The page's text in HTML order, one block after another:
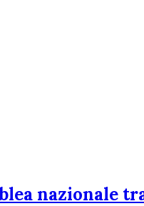
nazionale